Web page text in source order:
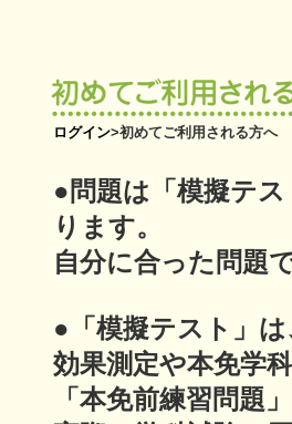
ログイン>初めてご利用される方へ
●問題は「模擬テ
ります。
自分に合った問題
●「模擬テスト」
効果測定や本免学
「本免前練習問題